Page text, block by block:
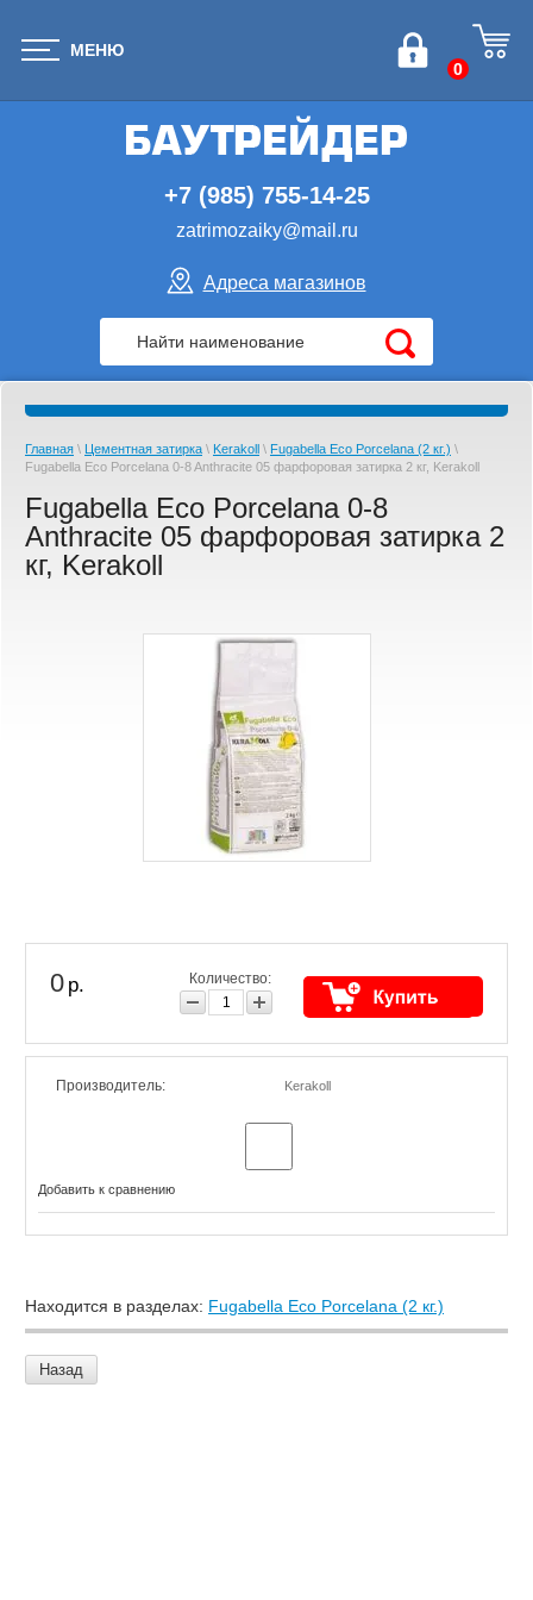
МЕНЮ
0
+7 (985) 755-14-25
zatrimozaiky@mail.ru
Адреса магазинов
Главная \ Цементная затирка \ Kerakoll \ Fugabella Eco Porcelana (2 кг.) \
Fugabella Eco Porcelana 0-8 Anthracite 05 фарфоровая затирка 2 кг, Kerakoll
Fugabella Eco Porcelana 0-8
Anthracite 05 фарфоровая затирка 2
кг, Kerakoll
0 р. Количество:
Производитель: Kerakoll
Добавить к сравнению
Находится в разделах: Fugabella Eco Porcelana (2 кг.)
Назад